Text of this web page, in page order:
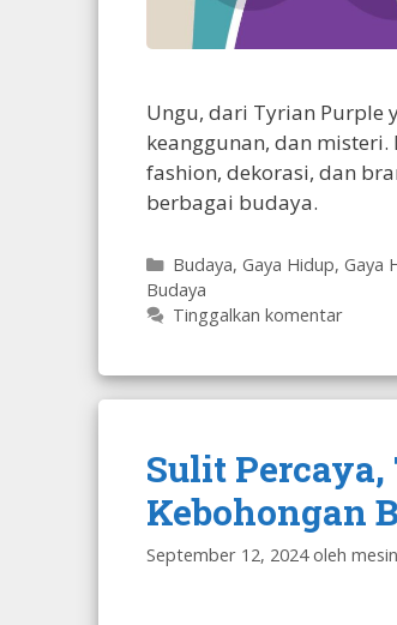
Ungu, dari Tyrian Purple
keanggunan, dan
fashion, dekorasi, dan
berbagai budaya.
Kategori
Budaya, Gaya Hidup, Gaya
Budaya
Tinggalkan komentar
Sulit
Kebohongan
September 12, 2024 oleh